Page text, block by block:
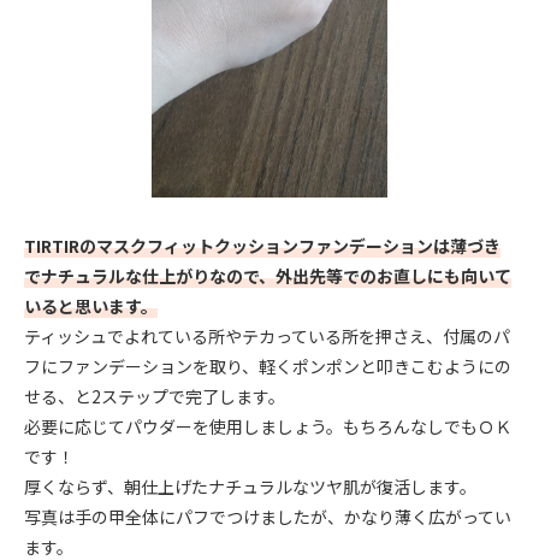
TIRTIRのマスクフィットクッションファンデーションは薄づき
でナチュラルな仕上がりなので、外出先等でのお直しにも向いて
いると思います。
ティッシュでよれている所やテカっている所を押さえ、付属のパ
フにファンデーションを取り、軽くポンポンと叩きこむようにの
せる、と2ステップで完了します。
必要に応じてパウダーを使用しましょう。もちろんなしでもＯＫ
です！
厚くならず、朝仕上げたナチュラルなツヤ肌が復活します。
写真は手の甲全体にパフでつけましたが、かなり薄く広がってい
ます。